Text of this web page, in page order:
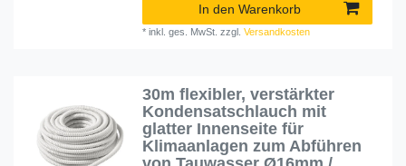
In den Warenkorb
*inkl. ges. MwSt. zzgl.Versandkosten
30m flexibler, verstärkter
Kondensatschlauch mit
glatter Innenseite für
Klimaanlagen zum Abführen